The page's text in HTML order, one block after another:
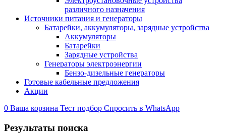
различного назначения
Источники питания и генераторы
Батарейки, аккумуляторы, зарядные устройства
Аккумуляторы
Батарейки
Зарядные устройства
Генераторы электроэнергии
Бензо-дизельные генераторы
Готовые кабельные предложения
Акции
0 Ваша корзина Тест подбор Спросить в WhatsApp
Результаты поиска